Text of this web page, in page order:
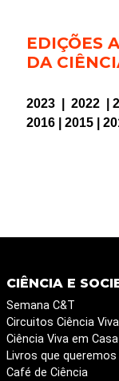
EDIÇÕES
DA
2023 2022
2016
2015
CIÊNCIA E
Semana C&T
Circuitos Ciência Viva
Ciência Viva em Casa
Livros que queremos
Café de Ciência